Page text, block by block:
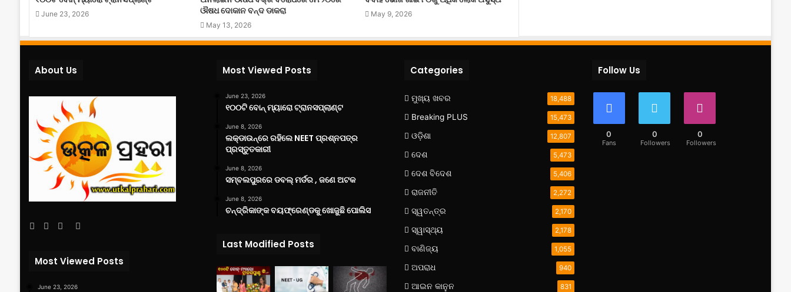
June 23, 2026
ଔଷଧ ଦୋକାନ ବନ୍ଦ ଡାକରା
May 13, 2026
May 9, 2026
About Us
Facebook
TwitterYouTube
Most Viewed Posts
June 23, 2026
Most Viewed Posts
June 23, 2026
୧୦୦ଟି ବୋନ୍ ମ୍ୟାରୋ ଟ୍ରାନସପ୍ଲାଣ୍ଟ
June 8, 2026
ଲକ୍‌ଡାଉନ୍‌ରେ ରହିଲେ NEET ପ୍ରଶ୍ନପତ୍ର
ପ୍ରସ୍ତୁତକାରୀ
June 8, 2026
ସମ୍ବଲପୁରରେ ଡବଲ୍ ମର୍ଡର , ଜଣେ ଅଟକ
June 8, 2026
ଚନ୍ଦ୍ରିକାଙ୍କ ବୟଫ୍ରେଣ୍ଡକୁ ଖୋଜୁଛି ପୋଲିସ
Last Modified Posts
Categories
ମୁଖ୍ୟ ଖବର 18,488
Breaking PLUS 15,473
ଓଡ଼ିଶା 12,807
ଦେଶ 5,473
ଦେଶ ବିଦେଶ 5,406
ରାଜନୀତି 2,272
ସ୍ୱତନ୍ତ୍ର 2,170
ସ୍ୱାସ୍ଥ୍ୟ 2,178
ବାଣିଜ୍ୟ 1,055
ଅପରାଧ 940
ଆଇନ କାନୁନ 831
Follow Us
0
Fans
0
Followers
0
Followers